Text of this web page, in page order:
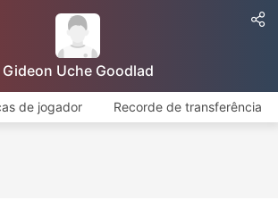
Gideon Uche Goodlad
de jogador Recorde de transferência